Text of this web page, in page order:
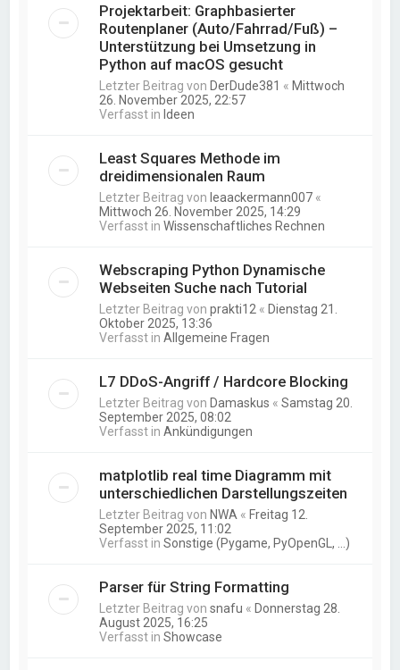
Projektarbeit: Graphbasierter
Routenplaner (Auto/Fahrrad/Fuß) –
Unterstützung bei Umsetzung in
Python auf macOS gesucht
Letzter Beitrag von DerDude381 « Mittwoch
26. November 2025, 22:57
Verfasst in Ideen
Least Squares Methode im
dreidimensionalen Raum
Letzter Beitrag von leaackermann007 «
Mittwoch 26. November 2025, 14:29
Verfasst inWissenschaftliches Rechnen
Webscraping Python Dynamische
Webseiten Suche nach Tutorial
Letzter Beitrag vonprakti12 « Dienstag 21.
Oktober 2025, 13:36
Verfasst inAllgemeine Fragen
L7 DDoS-Angriff / Hardcore Blocking
Letzter Beitrag von Damaskus «Samstag 20.
September 2025, 08:02
Verfasst inAnkündigungen
matplotlib real time Diagramm mit
unterschiedlichen Darstellungszeiten
Letzter Beitrag von NWA « Freitag 12.
September 2025, 11:02
Verfasst inSonstige (Pygame, PyOpenGL, ...)
Parser für String Formatting
Letzter Beitrag vonsnafu « Donnerstag 28.
August 2025, 16:25
Verfasst inShowcase